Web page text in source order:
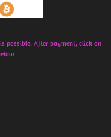
possible. After payment, click on